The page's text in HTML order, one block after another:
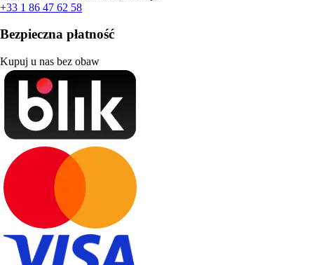
+33 1 86 47 62 58
Bezpieczna płatność
Kupuj u nas bez obaw